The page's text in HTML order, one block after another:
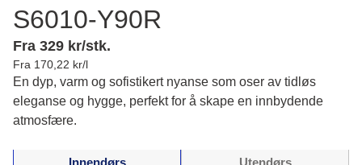
S6010-Y90R
Fra 329 kr/stk.
Fra 170,22 kr/l
En dyp, varm og sofistikert nyanse som oser av tidløs
eleganse og hygge, perfekt for å skape en innbydende
atmosfære.
Innendørs Utendørs